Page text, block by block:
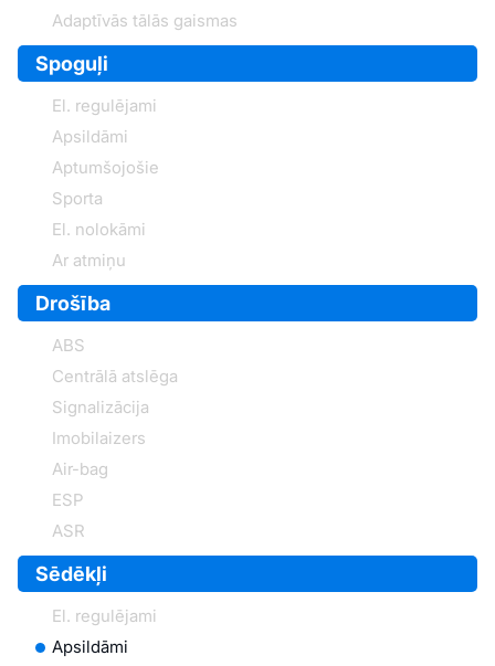
Adaptīvās tālās gaismas
Spoguļi
El. regulējami
Apsildāmi
Aptumšojošie
Sporta
El. nolokāmi
Ar atmiņu
Drošība
ABS
Centrālā atslēga
Signalizācija
Imobilaizers
Air-bag
ESP
ASR
Sēdēkļi
El. regulējami
Apsildāmi